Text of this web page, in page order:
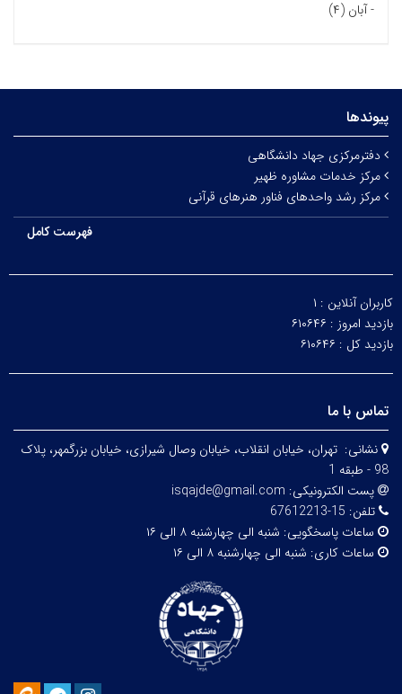
-آبان (۴)
پیوندها
دفترمرکزی جهاد دانشگاهی
مرکز خدمات مشاوره ظهیر
مرکز رشد واحدهای فناور هنرهای قرآنی
فهرست کامل
کاربران آنلاین : ۱
بازدید امروز : ۶۱۰۶۴۶
بازدید کل : ۶۱۰۶۴۶
تماس با ما
نشانی: تهران، خيابان انقلاب، خيابان وصال شیرازی، خيابان بزرگمهر، پلاک
98 - طبقه 1
پست الکترونیکی: isqajde@gmail.com
تلفن: 15-67612213
ساعات پاسخگویی: شنبه الی چهارشنبه ۸ الی ۱۶
ساعات کاری: شنبه الی چهارشنبه ۸ الی ۱۶